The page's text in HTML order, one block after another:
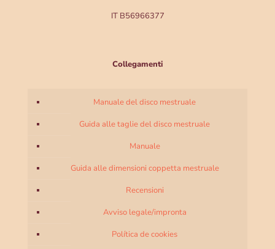
IT B56966377
Collegamenti
Manuale del disco mestruale
Guida alle taglie del disco mestruale
Manuale
Guida alle dimensioni coppetta mestruale
Recensioni
Avviso legale/impronta
Política de cookies